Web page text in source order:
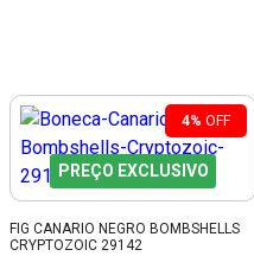
4% OFF
PREÇO EXCLUSIVO
FIG CANARIO NEGRO BOMBSHELLS
CRYPTOZOIC 29142